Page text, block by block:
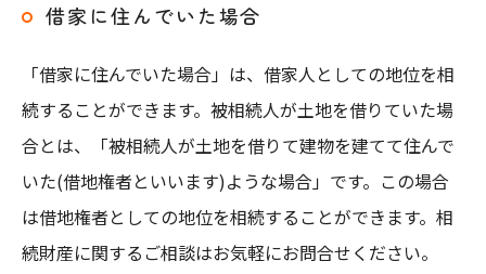
借家に住んでいた場合
「借家に住んでいた場合」は、借家人としての地位を相
続することができます。被相続人が土地を借りていた場
合とは、「被相続人が土地を借りて建物を建てて住んで
いた(借地権者といいます)ような場合」です。この場合
は借地権者としての地位を相続することができます。相
続財産に関するご相談はお気軽にお問合せください。